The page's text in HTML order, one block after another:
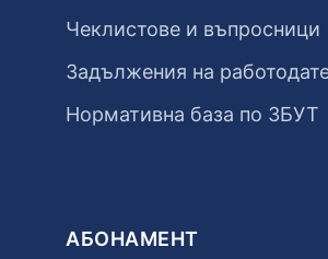
Чеклистове и въпросници
Задължения на
Нормативна база по ЗБУТ
АБОНАМЕНТ